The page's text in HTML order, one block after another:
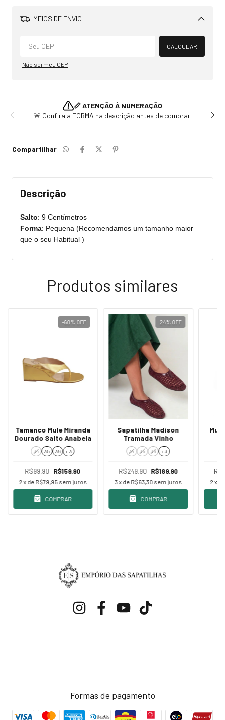
MEIOS DE ENVIO
Alterar CEP
CALCULAR
Não sei meu CEP
📏 ATENÇÃO À NUMERAÇÃO
🚨 Confira a FORMA na descrição antes de comprar!
Compartilhar
Descrição
Salto: 9 Centímetros
Forma: Pequena (Recomendamos um tamanho maior
que o seu Habitual )
Produtos similares
-60% OFF
Tamanco Mule Miranda
Dourado Salto Anabela
34 35 36 + 3
R$99,90 R$159,90
2x de R$79,95 sem juros
COMPRAR
24% OFF
Sapatilha Madison
Tramada Vinho
34 35 36 + 3
R$249,90 R$189,90
3x de R$63,30 sem juros
COMPRAR
2 x
Formas de pagamento